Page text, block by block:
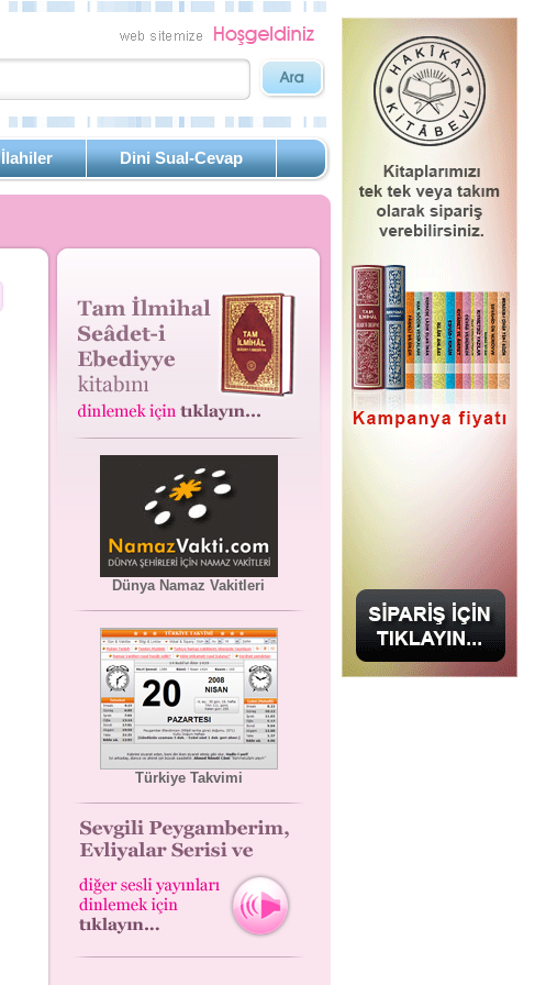
İlahiler Dini Sual-Cevap
Dünya Namaz Vakitleri
Türkiye Takvimi